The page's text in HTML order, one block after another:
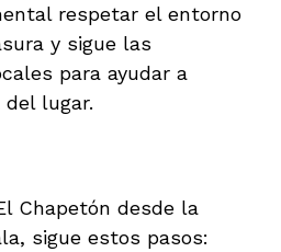
respetar el entorno
y sigue las
para ayudar a
lugar.
Chapetón desde la
sigue estos pasos: